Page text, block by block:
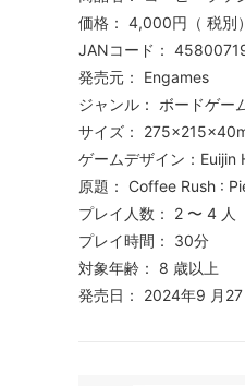
価格： 4,000円（ 税別）
JANコード：
発売元： Engames
ジャンル： ボードゲー
サイズ：
ゲームデザイン：Euijin
原題： Coffee Rush :
プレイ人数： 2 〜 4 人
プレイ時間： 30分
対象年齢： 8 歳以上
発売日： 2024年9 月27